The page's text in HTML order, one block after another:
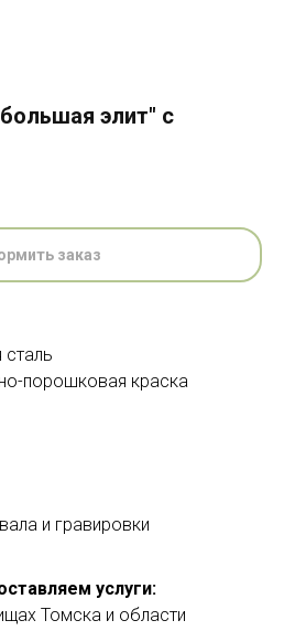
элит" с
заказ
сталь
порошковая краска
и гравировки
услуги:
Томска и области